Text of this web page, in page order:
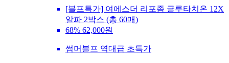
[블프특가] 여에스더 리포좀 글루타치온 12X
알파 2박스 (총 60매)
68% 62,000원
썸머블프 역대급 초특가